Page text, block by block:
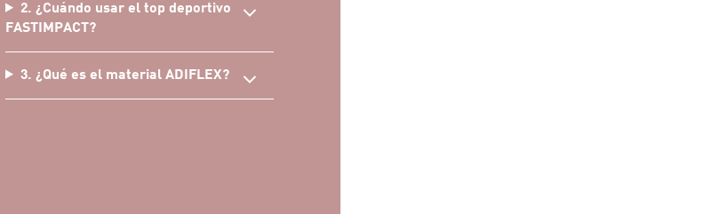
2. ¿Cuándo usar el top deportivo
FASTIMPACT?
3. ¿Qué es el material ADIFLEX?